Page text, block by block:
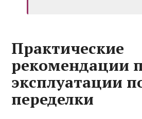
Практические
рекомендации
эксплуатации
переделки